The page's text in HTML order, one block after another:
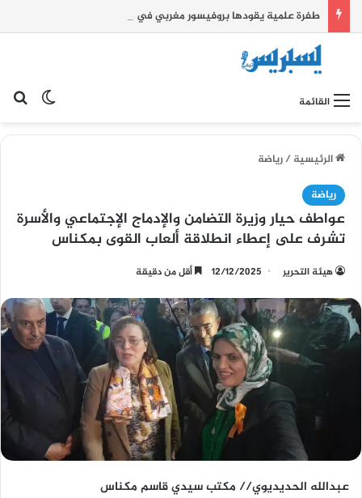
طفرة علمية يقودها بروفيسور مغربي في مرض الزهايمر.
القائمة
الرئيسية/رياضة
رياضة
عواطف حيار وزيرة التضامن والإدماج الإجتماعي والأسرة
تشرف على إعطاء انطلاقة ألعاب القوى بمكناس
هيئة التحرير 12/12/2025 أقل من دقيقة
عبدالله الحديديوي// مكتب سيدي قاسم مكناس